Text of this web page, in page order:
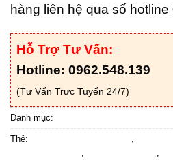
hàng liên hệ qua số hotline
Hỗ Trợ Tư Vấn:
Hotline: 0962.548.139
(Tư Vấn Trực Tuyến 24/7)
Danh mục:
Thẻ: ,
, ,